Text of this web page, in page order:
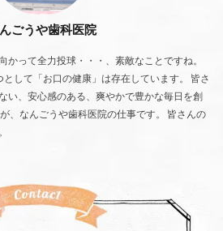
ごうや歯科医院
かって全力投球・・・、素敵なことですね。
して「お口の健康」は存在しています。 皆さ
い、安心感のある、爽やかで豊かな毎日を創
、なんごうや歯科医院の仕事です。 皆さんの